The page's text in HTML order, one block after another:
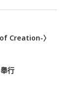
Creation-〉
行